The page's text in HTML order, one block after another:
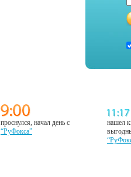
проснулся, начал день с
“РуФокса”
нашел